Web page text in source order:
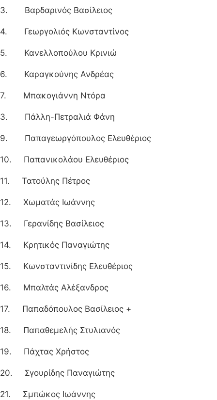
3. Βαρδαρινός Βασίλειος
4. Γεωργολιός Κωνσταντίνος
5. Κανελλοπούλου Κρινιώ
6. Καραγκούνης Ανδρέας
7. Μπακογιάννη Ντόρα
3. Πάλλη-Πετραλιά Φάνη
9. Παπαγεωργόπουλος Ελευθέριος
10. Παπανικολάου Ελευθέριος
11. Τατούλης Πέτρος
12. Χωματάς Ιωάννης
13. Γερανίδης Βασίλειος
14. Κρητικός Παναγιώτης
15. Κωνσταντινίδης Ελευθέριος
16. Μπαλτάς Αλέξανδρος
17. Παπαδόπουλος Βασίλειος +
18. Παπαθεμελής Στυλιανός
19. Πάχτας Χρήστος
20. Σγουρίδης Παναγιώτης
21. Σμπώκος Ιωάννης